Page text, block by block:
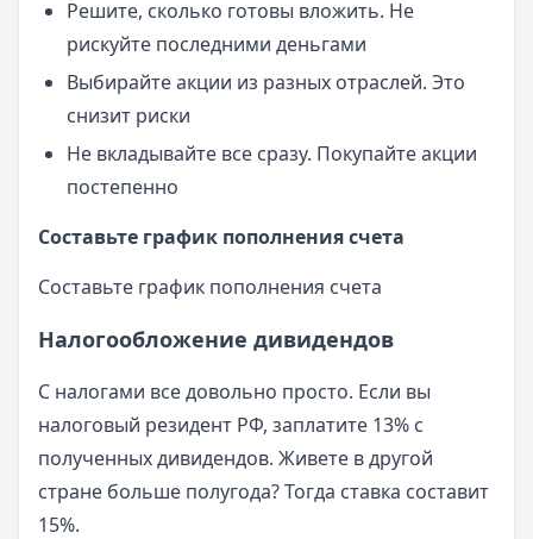
Решите, сколько готовы вложить. Не
рискуйте последними деньгами
Выбирайте акции из разных отраслей. Это
снизит риски
Не вкладывайте все сразу. Покупайте акции
постепенно
Составьте график пополнения счета
Составьте график пополнения счета
Налогообложение дивидендов
С налогами все довольно просто. Если вы
налоговый резидент РФ, заплатите 13% с
полученных дивидендов. Живете в другой
стране больше полугода? Тогда ставка составит
15%.